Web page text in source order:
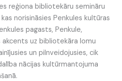
reģiona bibliotekāru semināru
kas norisināsies Penkules kultūras
pagasts, Penkule,
uz bibliotekāra lomu
un pilnveidojusies, cik
nācijas kultūrmantojuma